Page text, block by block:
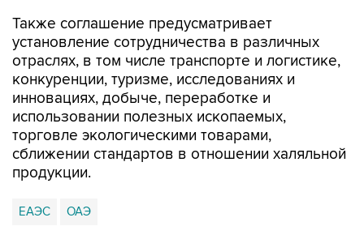
Также соглашение предусматривает
установление сотрудничества в различных
отраслях, в том числе транспорте и логистике,
конкуренции, туризме, исследованиях и
инновациях, добыче, переработке и
использовании полезных ископаемых,
торговле экологическими товарами,
сближении стандартов в отношении халяльной
продукции.
ЕАЭС ОАЭ